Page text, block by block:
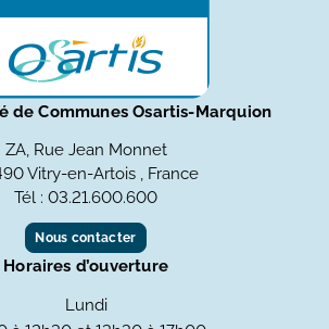
de Communes Osartis-Marquion
ZA, Rue Jean Monnet
Vitry-en-Artois , France
Tél : 03.21.600.600
Nous contacter
Horaires d’ouverture
Lundi